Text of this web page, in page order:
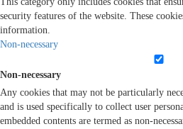
security features of the website. These
information.
Non-necessary
Non-necessary
Any cookies that may not be particularly
and is used specifically to collect user
embedded contents are termed as non-